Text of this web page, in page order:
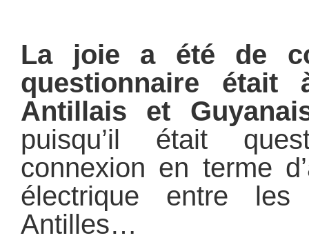
La joie a été de
questionnaire était
Antillais et
puisqu’il était
connexion en terme
électrique entre
Antilles…